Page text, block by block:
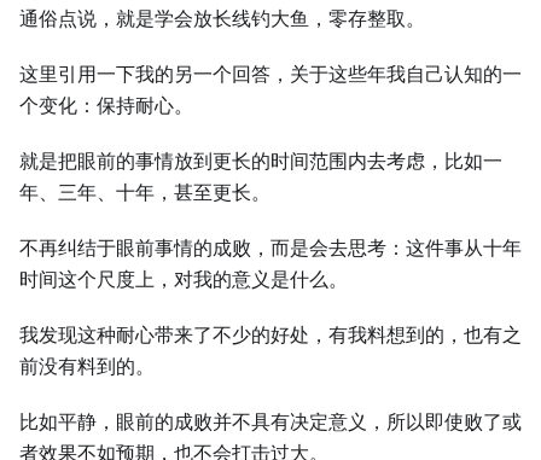
通俗点说，就是学会放长线钓大鱼，零存整取。
这里引用一下我的另一个回答，关于这些年我自己认知的一
个变化：保持耐心。
就是把眼前的事情放到更长的时间范围内去考虑，比如一
年、三年、十年，甚至更长。
不再纠结于眼前事情的成败，而是会去思考：这件事从十年
时间这个尺度上，对我的意义是什么。
我发现这种耐心带来了不少的好处，有我料想到的，也有之
前没有料到的。
比如平静，眼前的成败并不具有决定意义，所以即使败了或
者效果不如预期，也不会打击过大。